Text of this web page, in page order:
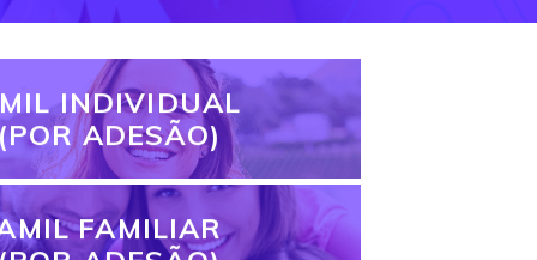
INDIVIDUAL
ADESÃO)
FAMILIAR